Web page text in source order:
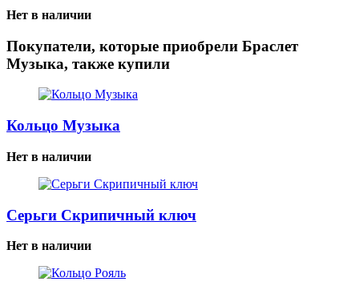
Нет в наличии
Покупатели, которые приобрели Браслет
Музыка, также купили
Кольцо Музыка
Нет в наличии
Серьги Скрипичный ключ
Нет в наличии